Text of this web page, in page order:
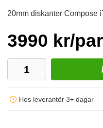
20mm diskanter Compose
3990 kr/par
Hos leverantör 3+ dagar